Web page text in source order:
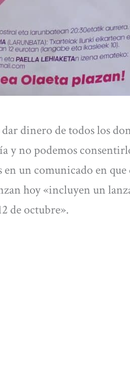
dar dinero de todos los
y no podemos
un comunicado en que
hoy «incluyen un
de octubre».